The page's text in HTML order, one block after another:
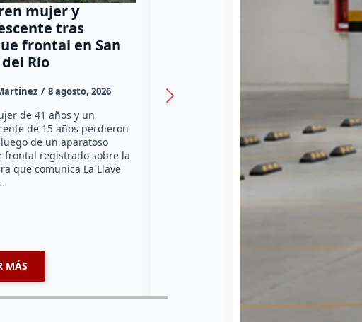
mujer y
tras
frontal en San
Río
8 agosto, 2026
de 41 años y un
de 15 años perdieron
de un aparatoso
frontal registrado sobre la
que comunica La Llave
MÁS
Una mujer de la tercera edad
sábado mientras se encontraba en
el Jardín de la Corregidora, en
pleno Centro Histórico de